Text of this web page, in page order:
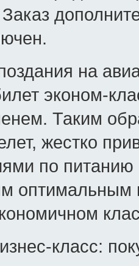
на
эконом-
Таким
жестко
по
оптимальным
класс: